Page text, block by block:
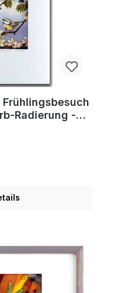
Radierung -